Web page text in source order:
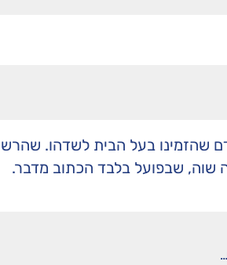
שהזמינו בעל הבית לשדהו.
שוה, שבפועל בלבד הכתוב מדבר.